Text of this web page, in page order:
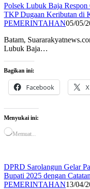
Polsek Lubuk Baja
TKP Dugaan Keributan di
PEMERINTAHAN05/05/
Batam,
Lubuk Baja…
Bagikan ini:
Facebook X
Menyukai ini:
Memuat...
DPRD Sarolangun Gelar
Bupati 2025 dengan
PEMERINTAHAN13/04/